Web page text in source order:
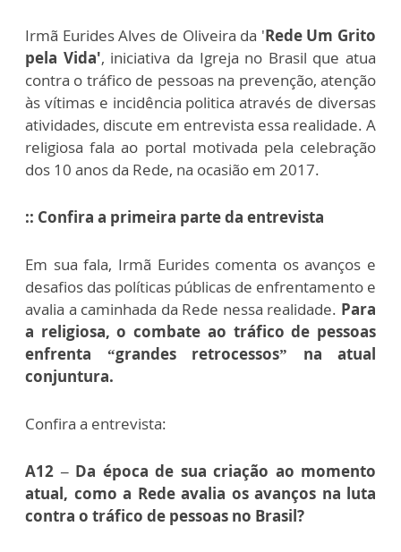
Irmã Eurides Alves de Oliveira da 'Rede Um Grito
pela Vida', iniciativa da Igreja no Brasil que atua
contra o tráfico de pessoas na prevenção, atenção
às vítimas e incidência politica através de diversas
atividades, discute em entrevista essa realidade. A
religiosa fala ao portal motivada pela celebração
dos 10 anos da Rede, na ocasião em 2017.
:: Confira a primeira parte da entrevista
Em sua fala, Irmã Eurides comenta os avanços e
desafios das políticas públicas de enfrentamento e
avalia a caminhada da Rede nessa realidade. Para
a religiosa, o combate ao tráfico de pessoas
enfrenta “grandes retrocessos” na atual
conjuntura.
Confira a entrevista:
A12 – Da época de sua criação ao momento
atual, como a Rede avalia os avanços na luta
contra o tráfico de pessoas no Brasil?